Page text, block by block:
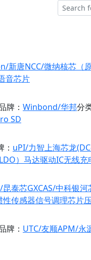
新唐NCC/微纳核芯（
音芯片
牌： Winbond/华邦分
SD
： uPI/力智上海芯龙
） 马达驱动IC无线充
泰芯GXCAS/中科银河
性传感器信号调理芯片
牌： UTC/友顺APM/永